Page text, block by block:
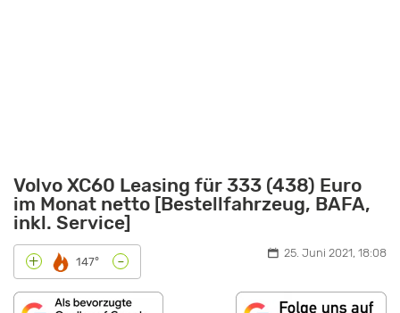
Volvo XC60 Leasing für 333 (438) Euro
im Monat netto [Bestellfahrzeug, BAFA,
inkl. Service]
+ 147° - 25. Juni 2021, 18:08